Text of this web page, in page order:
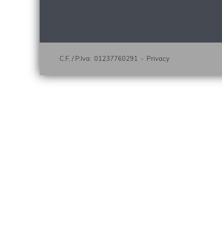
C.F. / P.Iva: 01237760291 - Privacy